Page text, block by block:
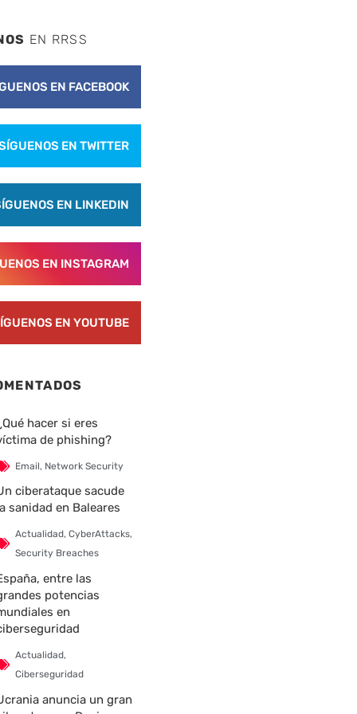
EN RRSS
EN FACEBOOK
EN TWITTER
EN LINKEDIN
EN INSTAGRAM
EN YOUTUBE
hacer si eres
de phishing?
Email, Network Security
ciberataque sacude
sanidad en Baleares
Actualidad, CyberAttacks,
Security Breaches
entre las
potencias
en
Actualidad,
Ciberseguridad
anuncia un gran